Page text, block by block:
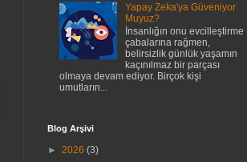
Yapay Zeka'ya Güveniyor
Muyuz?
İnsanlığın onu evcilleştirme
çabalarına rağmen,
belirsizlik günlük yaşamın
kaçınılmaz bir parçası
olmaya devam ediyor. Birçok kişi
umutların...
Blog Arşivi
► 2026 (3)